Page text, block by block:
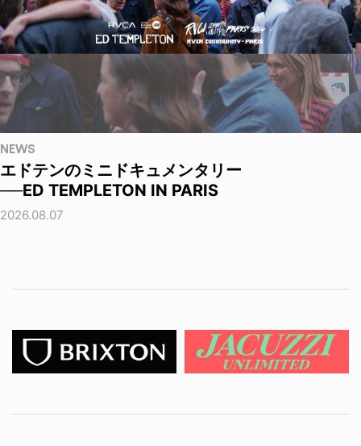
NEWS
エドテンのミニドキュメンタリー
──ED TEMPLETON IN PARIS
2026.08.07